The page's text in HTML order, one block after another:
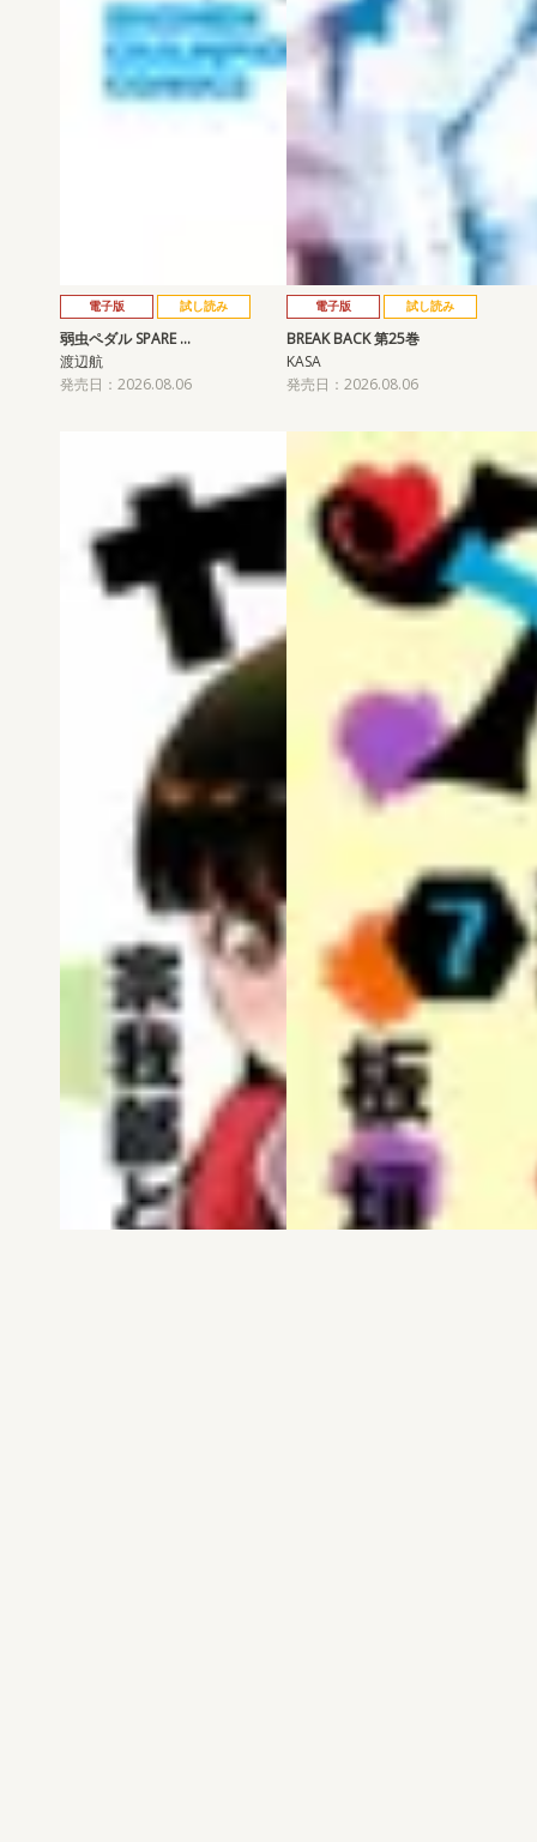
電子版 試し読み
弱虫ペダル SPARE …
渡辺航
発売日：2026.08.06
電子版 試し読み
BREAK BACK 第25巻
KASA
発売日：2026.08.06